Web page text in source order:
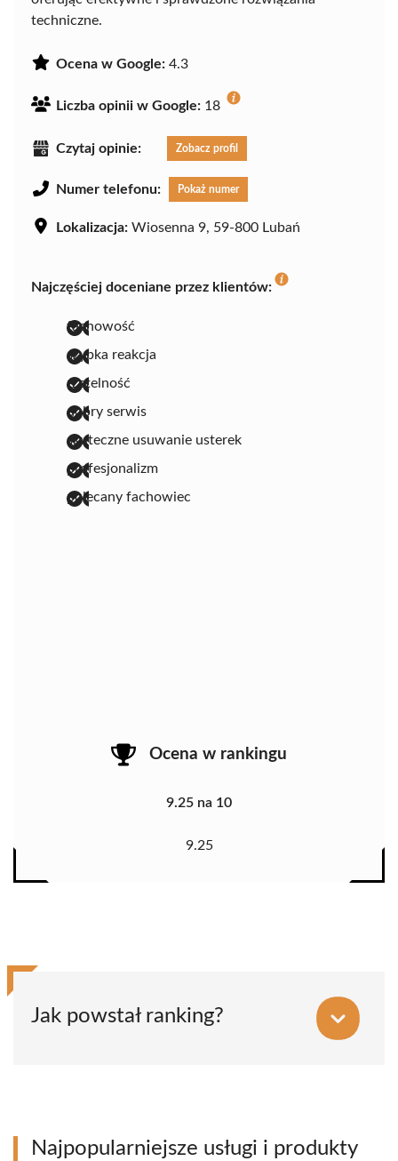
techniczne.
Ocena w Google: 4.3
Liczba opinii w Google: 18
Czytaj opinie: Zobacz profil
Numer telefonu: Pokaż numer
Lokalizacja: Wiosenna 9, 59-800 Lubań
Najczęściej doceniane przez klientów:
fachowość
szybka reakcja
rzetelność
dobry serwis
skuteczne usuwanie usterek
profesjonalizm
polecany fachowiec
Ocena w rankingu
9.25 na 10
9.25
Jak powstał ranking?
Najpopularniejsze usługi i produkty